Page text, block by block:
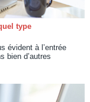
type
évident à l’entrée
bien d’autres